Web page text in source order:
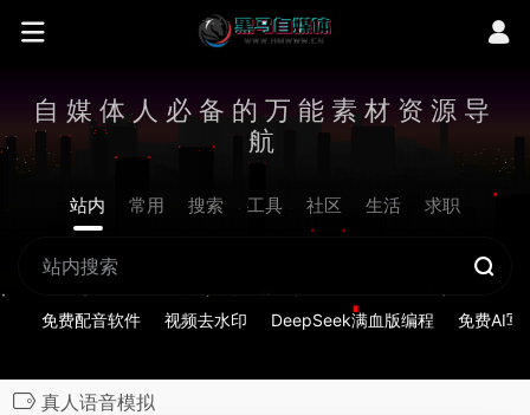
自媒体人必备的万能素材资源导
航
站内 常用 搜索 工具 社区 生活 求职
免费配音软件 视频去水印 DeepSeek满血版编程 免费AI写
真人语音模拟